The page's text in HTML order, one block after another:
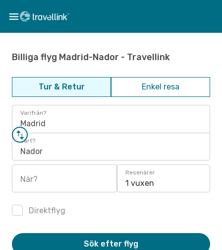
Billiga flyg Madrid-Nador - Travellink
Tur & Retur Enkel resa
Varifrån?
Madrid
Vart?
Nador
När?
Resenärer
1 vuxen
Direktflyg
Sök efter flyg